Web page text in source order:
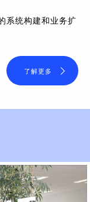
系统构建和业务扩
了解更多